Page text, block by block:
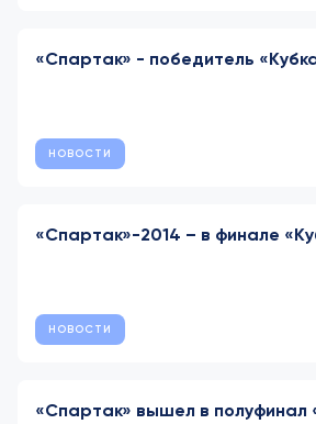
«Спартак» - победитель
НОВОСТИ
«Спартак»-2014 – в финале
НОВОСТИ
«Спартак» вышел в полуфинал